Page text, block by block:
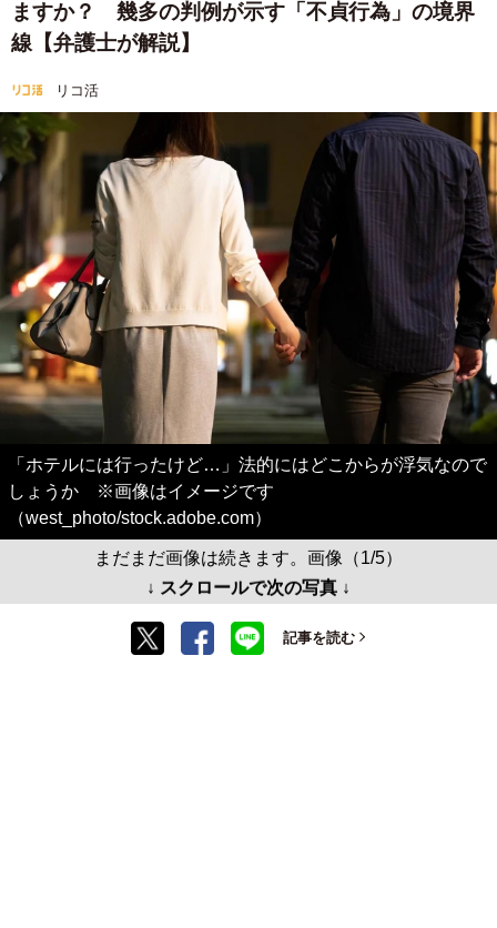
ますか？ 幾多の判例が示す「不貞行為」の境界
線【弁護士が解説】
リコ活
「ホテルには行ったけど…」法的にはどこからが浮気なので
しょうか ※画像はイメージです
（west_photo/stock.adobe.com）
まだまだ画像は続きます。画像（1/5）
↓ スクロールで次の写真 ↓
記事を読む